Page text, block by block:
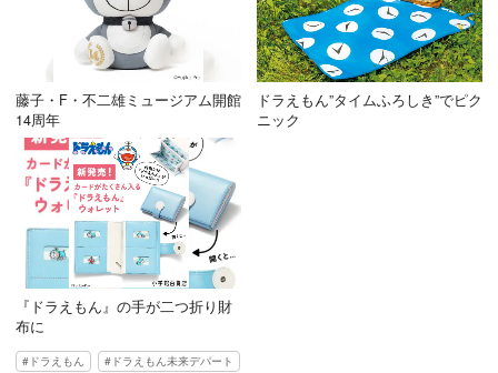
藤子・F・不二雄ミュージアム開館
14周年
ドラえもん”タイムふろしき”でピク
ニック
『ドラえもん』の手が二つ折り財
布に
ドラえもん ドラえもん未来デパート